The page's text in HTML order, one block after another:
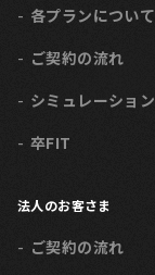
各プランについて
ご契約の流れ
シミュレーション
卒FIT
法人のお客さま
ご契約の流れ